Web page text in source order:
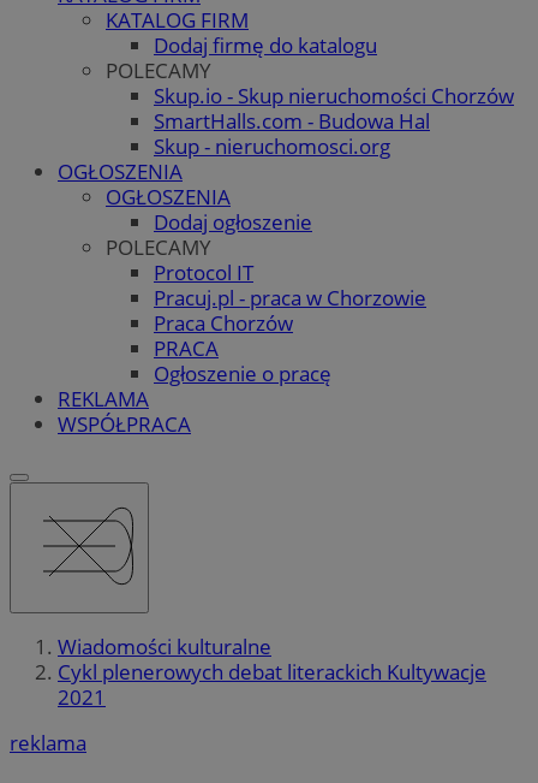
KATALOG FIRM
Dodaj firmę do katalogu
POLECAMY
Skup.io - Skup nieruchomości Chorzów
SmartHalls.com - Budowa Hal
Skup - nieruchomosci.org
OGŁOSZENIA
OGŁOSZENIA
Dodaj ogłoszenie
POLECAMY
Protocol IT
Pracuj.pl - praca w Chorzowie
Praca Chorzów
PRACA
Ogłoszenie o pracę
REKLAMA
WSPÓŁPRACA
Wiadomości kulturalne
Cykl plenerowych debat literackich Kultywacje
2021
reklama